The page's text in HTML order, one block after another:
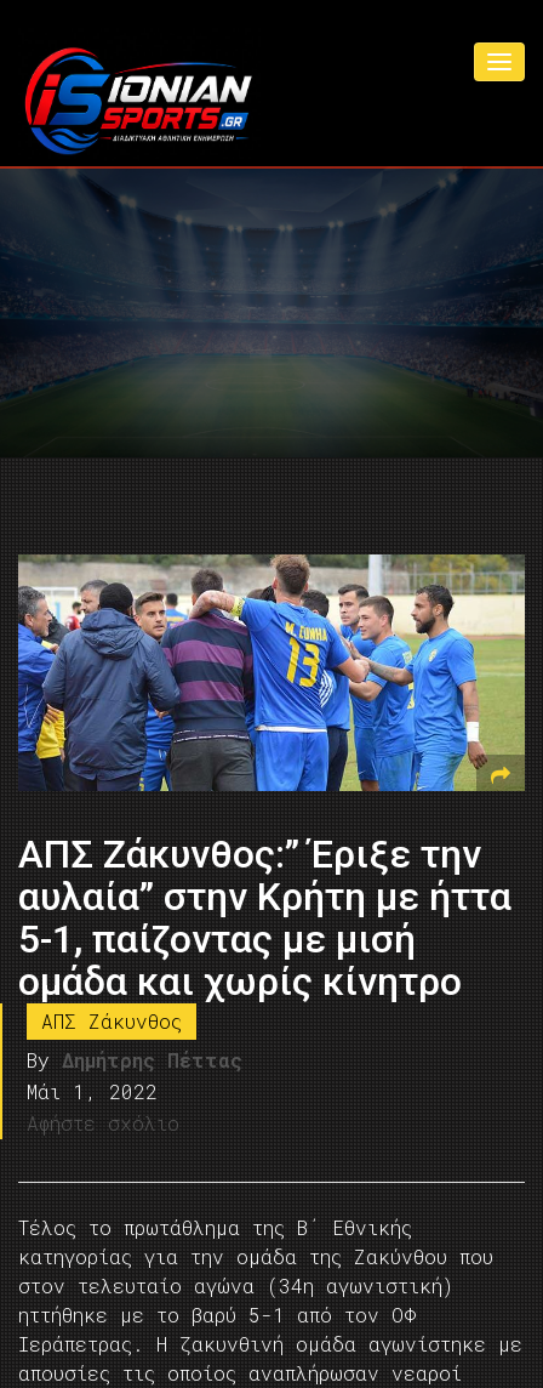
ΑΠΣ Ζάκυνθος:” Έριξε την
αυλαία” στην Κρήτη με ήττα
5-1, παίζοντας με μισή
ομάδα και χωρίς κίνητρο
ΑΠΣ Ζάκυνθος
By Δημήτρης Πέττας
Μάι 1, 2022
Αφήστε σχόλιο
Τέλος το πρωτάθλημα της Β΄ Εθνικής
κατηγορίας για την ομάδα της Ζακύνθου που
στον τελευταίο αγώνα (34η αγωνιστική)
ηττήθηκε με το βαρύ 5-1 από τον ΟΦ
Ιεράπετρας. Η ζακυνθινή ομάδα αγωνίστηκε με
απουσίες τις οποίος αναπλήρωσαν νεαροί